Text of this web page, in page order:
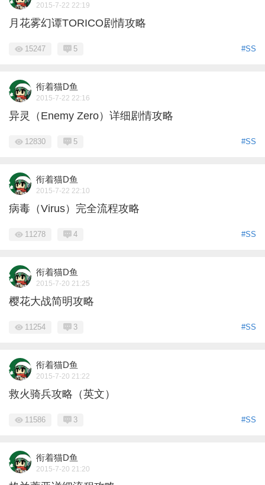
2015-7-22 22:19
月花雾幻谭TORICO剧情攻略
#SS
15247 5
衔着猫D鱼
2015-7-22 22:16
异灵（Enemy Zero）详细剧情攻略
#SS
12830 5
衔着猫D鱼
2015-7-22 22:10
病毒（Virus）完全流程攻略
#SS
11278 4
衔着猫D鱼
2015-7-20 21:25
樱花大战简明攻略
#SS
11254 3
衔着猫D鱼
2015-7-20 21:22
救火骑兵攻略（英文）
#SS
11586 3
衔着猫D鱼
2015-7-20 21:20